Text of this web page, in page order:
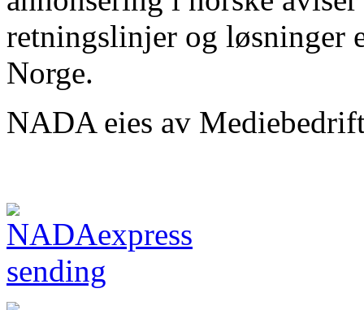
retningslinjer og løsninger
Norge.
NADA eies av